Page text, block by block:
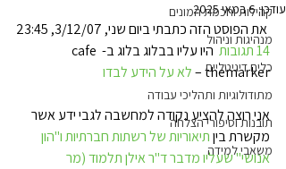
קהילות וחכמת המונים
מנהיגות וניהול
כלים דיגיטליים
מתודולוגיות ותהליכי עבודה
תובנות וסיפורי הצלחה
משאבי למידה
עודכן:6 במאי 2025
את הפוסט הזה כתבתי ביום שני, 3/12/07, 23:45
14 תגובות
היו עליו בבלוג בלוג ב- cafe
themarker –
לא על הידע לבדו
אני רוצה להציע נקודה למחשבה לגבי ידע אשר
מקשרת בין תיאוריות של רשתות חברתיות ו"הון
אנושי" שעליו מדבר ד"ר אילן תלמוד (מר